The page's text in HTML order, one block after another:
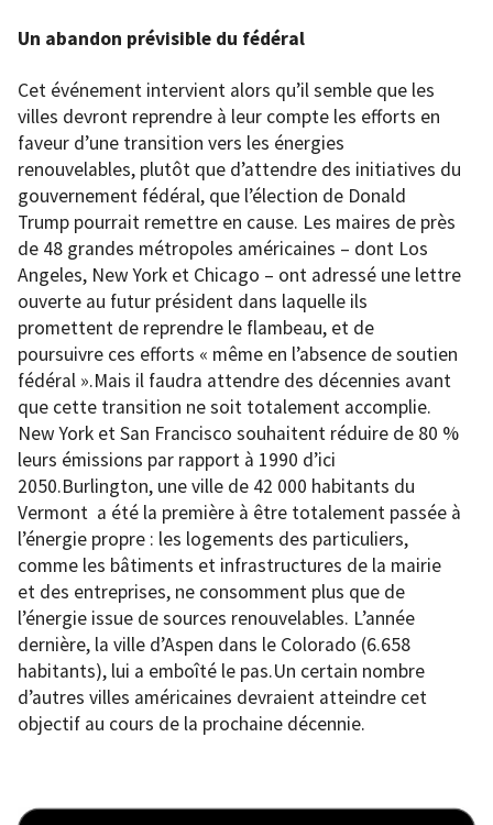
Un abandon prévisible du fédéral
Cet événement intervient alors qu’il semble que les
villes devront reprendre à leur compte les efforts en
faveur d’une transition vers les énergies
renouvelables, plutôt que d’attendre des initiatives du
gouvernement fédéral, que l’élection de Donald
Trump pourrait remettre en cause. Les maires de près
de 48 grandes métropoles américaines – dont Los
Angeles, New York et Chicago – ont adressé une lettre
ouverte au futur président dans laquelle ils
promettent de reprendre le flambeau, et de
poursuivre ces efforts « même en l’absence de soutien
fédéral ».Mais il faudra attendre des décennies avant
que cette transition ne soit totalement accomplie.
New York et San Francisco souhaitent réduire de 80 %
leurs émissions par rapport à 1990 d’ici
2050.Burlington, une ville de 42 000 habitants du
Vermont a été la première à être totalement passée à
l’énergie propre : les logements des particuliers,
comme les bâtiments et infrastructures de la mairie
et des entreprises, ne consomment plus que de
l’énergie issue de sources renouvelables. L’année
dernière, la ville d’Aspen dans le Colorado (6.658
habitants), lui a emboîté le pas.Un certain nombre
d’autres villes américaines devraient atteindre cet
objectif au cours de la prochaine décennie.